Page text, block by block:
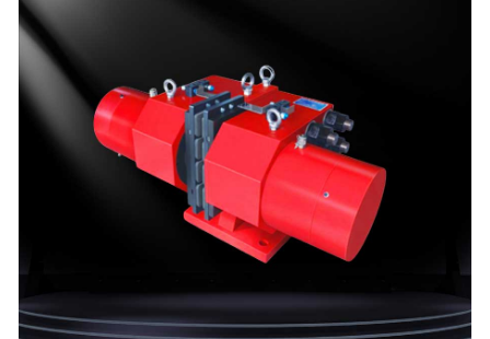
- 广东电机盘式制动器
广东防风制动器
- 广东防风铁楔制动器
- 广东液压夹轨器